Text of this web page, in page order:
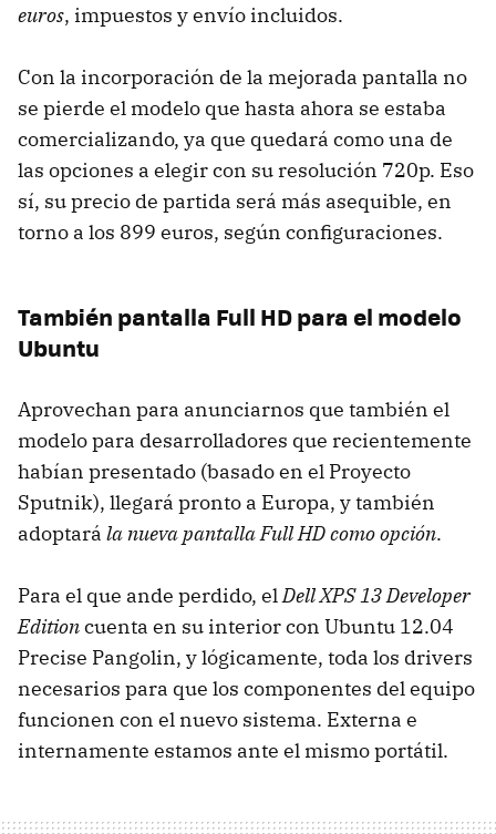
euros, impuestos y envío incluidos.
Con la incorporación de la mejorada pantalla no
se pierde el modelo que hasta ahora se estaba
comercializando, ya que quedará como una de
las opciones a elegir con su resolución 720p. Eso
sí, su precio de partida será más asequible, en
torno a los 899 euros, según configuraciones.
También pantalla Full HD para el modelo
Ubuntu
Aprovechan para anunciarnos que también el
modelo para desarrolladores que recientemente
habían presentado (basado en el Proyecto
Sputnik), llegará pronto a Europa, y también
adoptará la nueva pantalla Full HD como opción.
Para el que ande perdido, elDell XPS 13 Developer
Editioncuenta en su interior con Ubuntu 12.04
Precise Pangolin, y lógicamente, toda los drivers
necesarios para que los componentes del equipo
funcionen con el nuevo sistema. Externa e
internamente estamos ante el mismo portátil.